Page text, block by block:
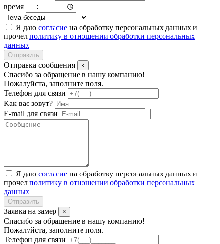
время
Я даю согласие на обработку персональных данных и
прочел политику в отношении обработки персональных
данных
Отправить
Отправка сообщения ×
Спасибо за обращение в нашу компанию!
Пожалуйста, заполните поля.
Телефон для связи
Как вас зовут?
E-mail для связи
Я даю согласие на обработку персональных данных и
прочел политику в отношении обработки персональных
данных
Отправить
Заявка на замер ×
Спасибо за обращение в нашу компанию!
Пожалуйста, заполните поля.
Телефон для связи